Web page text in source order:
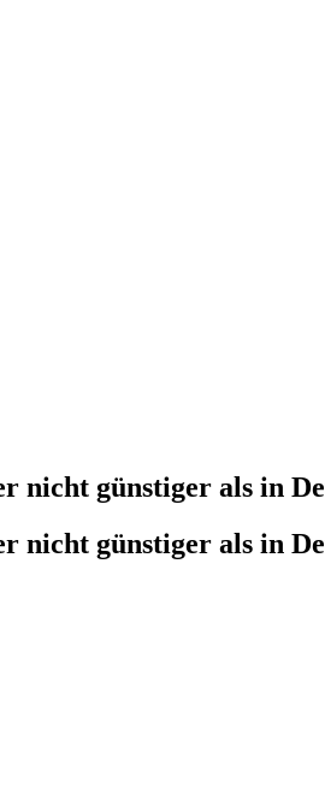
nicht günstiger als in
nicht günstiger als in